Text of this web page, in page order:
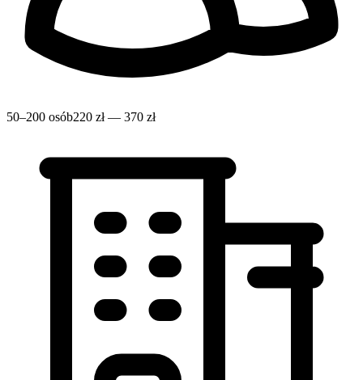
50–200 osób220 zł — 370 zł